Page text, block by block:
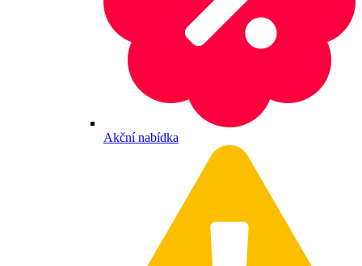
Akční nabídka